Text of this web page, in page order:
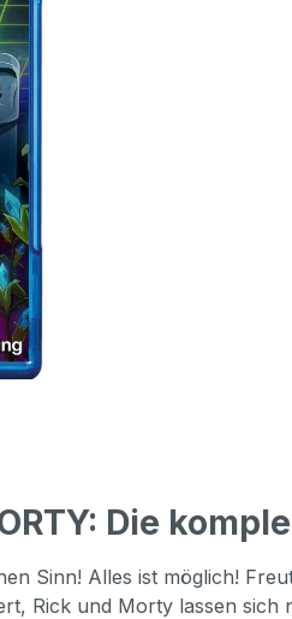
Die
Sinn! Alles ist möglich!
Rick und Morty lassen